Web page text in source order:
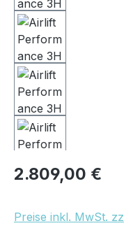
Regulärer Preis:
2.809,00 €
Preise inkl. MwSt.